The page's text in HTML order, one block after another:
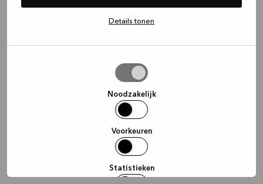
Details tonen
Noodzakelijk
Voorkeuren
Statistieken